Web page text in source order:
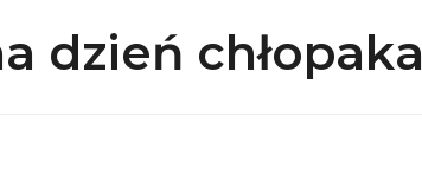
dzień chłopaka